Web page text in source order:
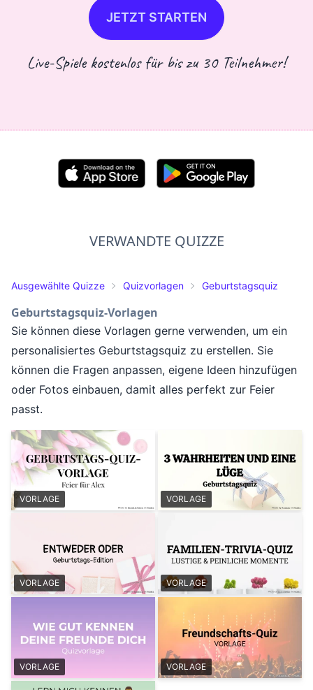
JETZT STARTEN
Live-Spiele kostenlos für bis zu 30 Teilnehmer!
VERWANDTE QUIZZE
Ausgewählte Quizze Quizvorlagen Geburtstagsquiz
Geburtstagsquiz-Vorlagen
Sie können diese Vorlagen gerne verwenden, um ein
personalisiertes Geburtstagsquiz zu erstellen. Sie
können die Fragen anpassen, eigene Ideen hinzufügen
oder Fotos einbauen, damit alles perfekt zur Feier
passt.
VORLAGE VORLAGE
VORLAGE VORLAGE
VORLAGE VORLAGE